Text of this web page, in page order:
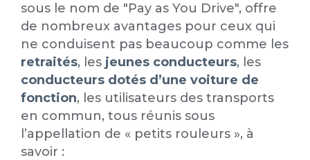
sous le nom de "Pay as You Drive", offre
de nombreux avantages pour ceux qui
ne conduisent pas beaucoup comme les
retraités, les jeunes conducteurs, les
conducteurs dotés d’une voiture de
fonction, les utilisateurs des transports
en commun, tous réunis sous
l’appellation de « petits rouleurs », à
savoir :